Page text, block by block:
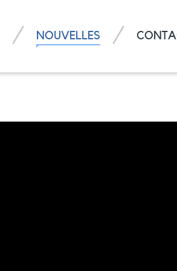
NOUVELLES